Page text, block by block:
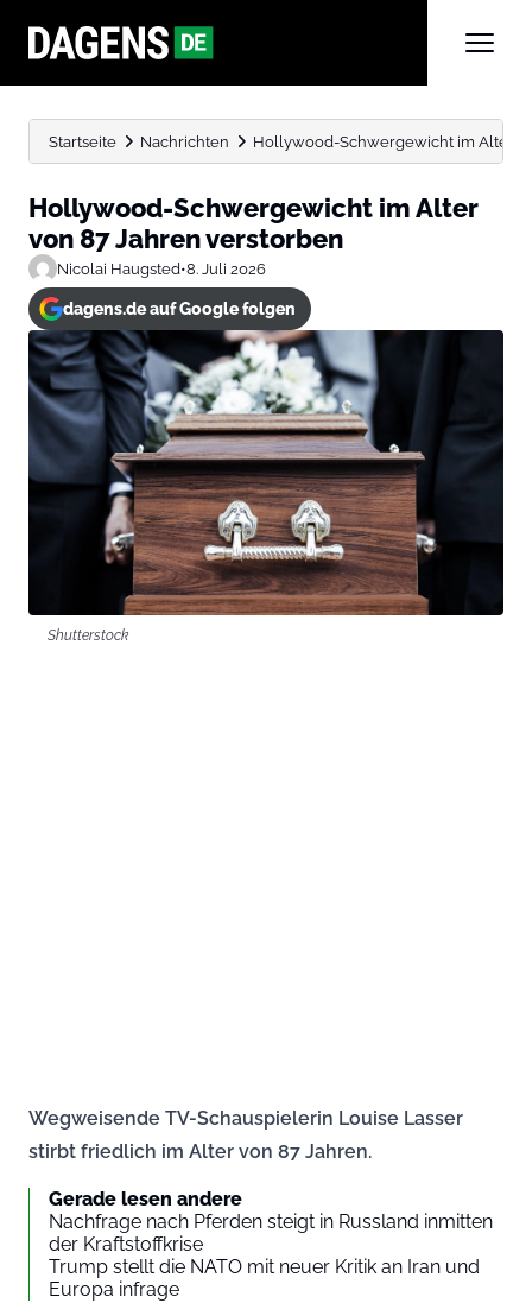
Startseite Nachrichten Hollywood-Schwergewicht im Alter
Hollywood-Schwergewicht im Alter
von 87 Jahren verstorben
Nicolai Haugsted•8. Juli 2026
dagens.de auf Google folgen
Shutterstock
Wegweisende TV-Schauspielerin Louise Lasser
stirbt friedlich im Alter von 87 Jahren.
Gerade lesen andere
Nachfrage nach Pferden steigt in Russland inmitten
der Kraftstoffkrise
Trump stellt die NATO mit neuer Kritik an Iran und
Europa infrage